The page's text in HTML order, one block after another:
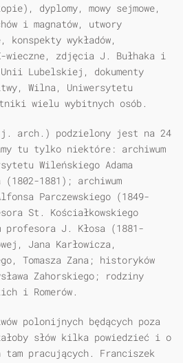
dyplomy, mowy sejmowe,
i magnatów, utwory
wykładów,
wieczne, zdjęcia J. Bułhaka i
Lubelskiej, dokumenty
Wilna, Uniwersytetu
wielu wybitnych osób.
j. arch.) podzielony jest na 24
tu tylko niektóre: archiwum
Wileńskiego Adama
(1802-1881); archiwum
Parczewskiego (1849-
St. Kościałkowskiego
profesora J. Kłosa (1881-
Jana Karłowicza,
Tomasza Zana; historyków
Zahorskiego; rodziny
i Romerów.
polonijnych będących poza
słów kilka powiedzieć i o
tam pracujących. Franciszek